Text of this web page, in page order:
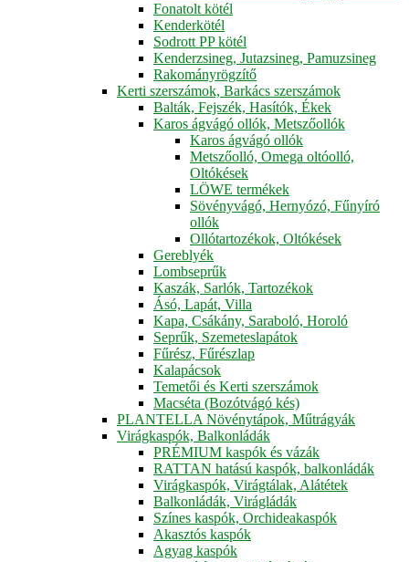
Fonatolt kötél
Kenderkötél
Sodrott PP kötél
Kenderzsineg, Jutazsineg, Pamuzsineg
Rakományrögzítő
Kerti szerszámok, Barkács szerszámok
Balták, Fejszék, Hasítók, Ékek
Karos ágvágó ollók, Metszőollók
Karos ágvágó ollók
Metszőolló, Omega oltóolló,
Oltókések
LÖWE termékek
Sövényvágó, Hernyózó, Fűnyíró
ollók
Ollótartozékok, Oltókések
Gereblyék
Lombseprűk
Kaszák, Sarlók, Tartozékok
Ásó, Lapát, Villa
Kapa, Csákány, Saraboló, Horoló
Seprűk, Szemeteslapátok
Fűrész, Fűrészlap
Kalapácsok
Temetői és Kerti szerszámok
Macséta (Bozótvágó kés)
PLANTELLA Növénytápok, Műtrágyák
Virágkaspók, Balkonládák
PRÉMIUM kaspók és vázák
RATTAN hatású kaspók, balkonládák
Virágkaspók, Virágtálak, Alátétek
Balkonládák, Virágládák
Színes kaspók, Orchideakaspók
Akasztós kaspók
Agyag kaspók